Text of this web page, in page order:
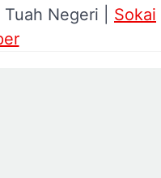
Negeri | Sokai